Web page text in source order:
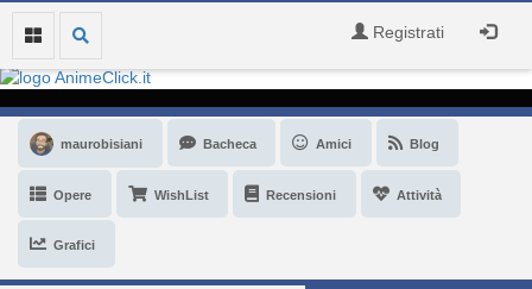
Registrati
maurobisiani Bacheca Amici Blog
Opere WishList Recensioni Attività
Grafici